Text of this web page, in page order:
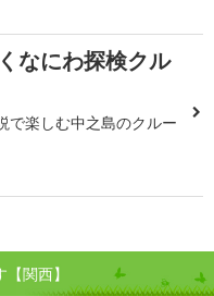
なにわ探検クル
で楽しむ中之島のクルー
関西】